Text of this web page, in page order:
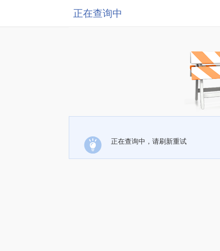
正在查询中
正在查询中，请刷新重试